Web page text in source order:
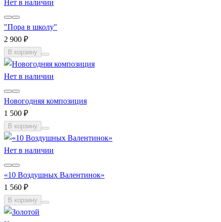
Нет в наличии
"Пора в школу"
2 900 ₽
В корзину
Нет в наличии
Новогодняя композиция
1 500 ₽
В корзину
Нет в наличии
«10 Воздушных Валентинок»
1 560 ₽
В корзину